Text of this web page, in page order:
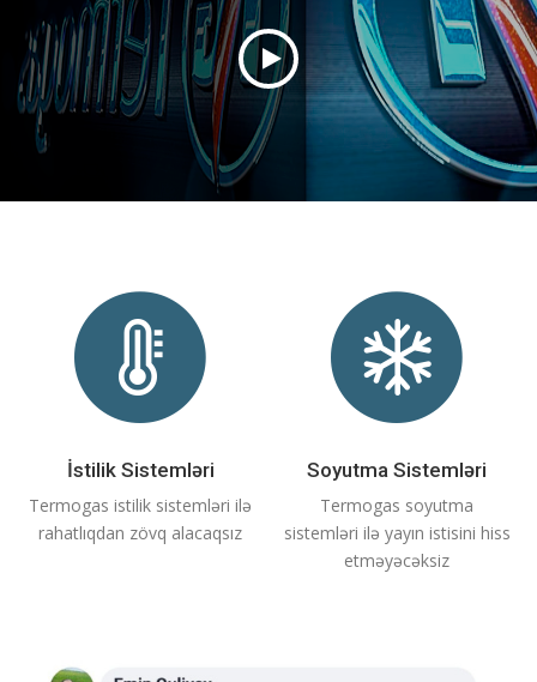
İstilik Sistemləri
Termogas istilik sistemləri ilə
rahatlıqdan zövq alacaqsız
Soyutma Sistemləri
Termogas soyutma
sistemləri ilə yayın istisini hiss
etməyəcəksiz